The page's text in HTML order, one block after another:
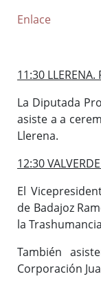
Enlace
11:30
La Diputada
asiste a a
Llerena.
12:30
El
de Badajoz
la
También
Corporación